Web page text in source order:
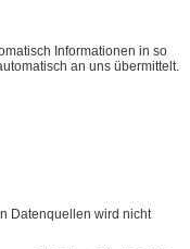
Informationen in so
an uns übermittelt.
Datenquellen wird nicht